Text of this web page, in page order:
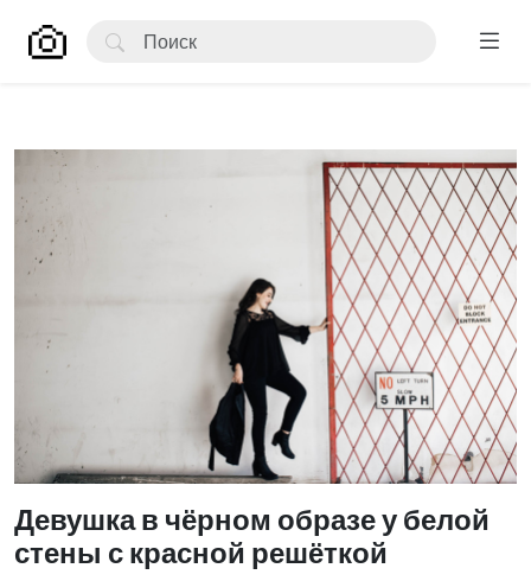
Девушка в чёрном образе у белой
стены с красной решёткой